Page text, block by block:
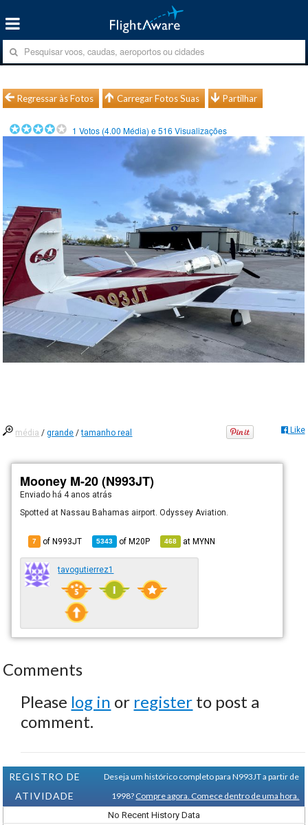
Regressar às Fotos Carregar Fotos Suas Partilhar
1 Votos (4.00 Média) e516 Visualizações
média /grande /tamanho real Like
Mooney M-20 (N993JT)
Enviado há 4 anos atrás
Spotted at Nassau Bahamas airport. Odyssey Aviation.
7 of N993JT 5343 ofM20P 468 atMYNN
tavogutierrez1
Comments
Please log in or register to post a
comment.
REGISTRO DE
ATIVIDADE
Deseja um histórico completo para N993JT a partir de
1998? Compre agora. Comece dentro de uma hora.
No Recent History Data